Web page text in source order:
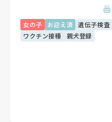
女の子
お迎え済 遺伝子検査
ワクチン接種
親犬登録